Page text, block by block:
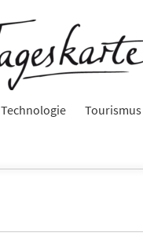
Technologie Tourismus